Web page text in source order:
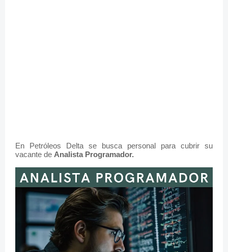
En Petróleos Delta se busca personal para cubrir su
vacante de Analista Programador.